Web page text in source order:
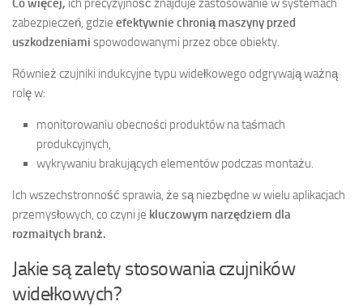
Co więcej, ich precyzyjność znajduje zastosowanie w systemach
zabezpieczeń, gdzie efektywnie chronią maszyny przed
uszkodzeniami spowodowanymi przez obce obiekty.
Również czujniki indukcyjne typu widełkowego odgrywają ważną
rolę w:
monitorowaniu obecności produktów na taśmach
produkcyjnych,
wykrywaniu brakujących elementów podczas montażu.
Ich wszechstronność sprawia, że są niezbędne w wielu aplikacjach
przemysłowych, co czyni je kluczowym narzędziem dla
rozmaitych branż.
Jakie są zalety stosowania czujników
widełkowych?